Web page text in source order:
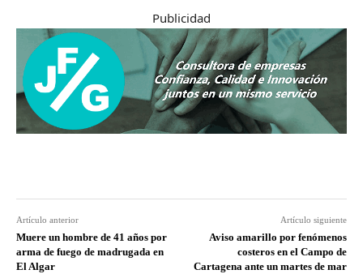
Publicidad
Artículo anterior
Muere un hombre de 41 años por
arma de fuego de madrugada en
El Algar
Artículo siguiente
Aviso amarillo por fenómenos
costeros en el Campo de
Cartagena ante un martes de mar